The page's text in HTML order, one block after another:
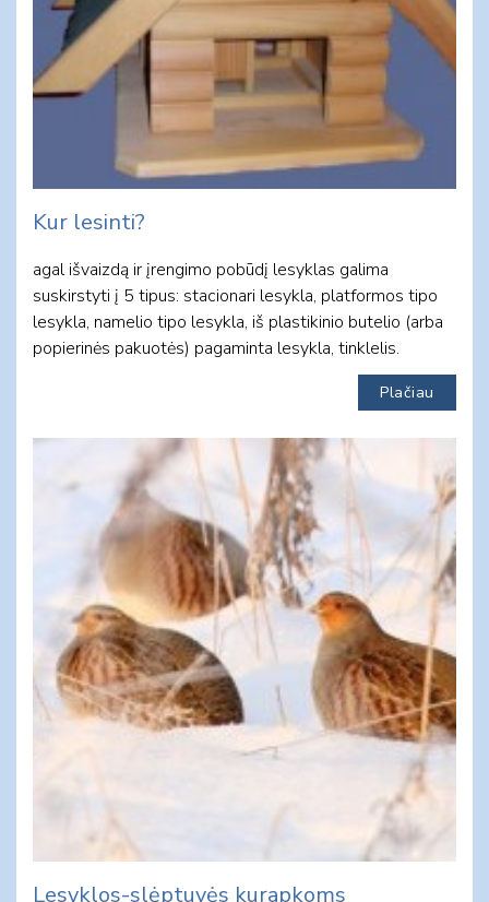
Kur lesinti?
agal išvaizdą ir įrengimo pobūdį lesyklas galima
suskirstyti į 5 tipus: stacionari lesykla, platformos tipo
lesykla, namelio tipo lesykla, iš plastikinio butelio (arba
popierinės pakuotės) pagaminta lesykla, tinklelis.
Plačiau
Lesyklos-slėptuvės kurapkoms